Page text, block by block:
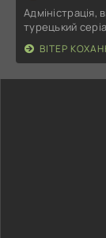
Адміністрація,
турецький
ВІТЕР